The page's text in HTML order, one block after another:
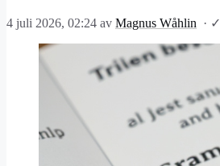
4 juli 2026, 02:24 av Magnus Wåhlin · ✓